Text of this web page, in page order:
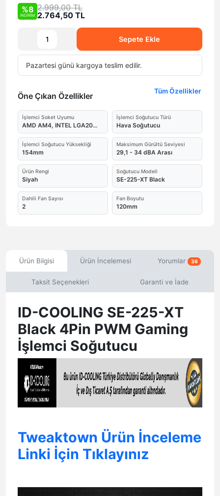
%8
İNDİRİM
2.999,00 TL
2.764,50 TL
Sepete Ekle
Pazartesi günü kargoya teslim edilir.
Öne Çıkan Özellikler Tüm Özellikler
İşlemci Soket Uyumu
AMD AM4, INTEL LGA20...
İşlemci Soğutucu Türü
Hava Soğutucu
İşlemci Soğutucu Yüksekliği
154mm
Maksimum Gürültü Seviyesi
29,1 - 34 dBA Arası
Ürün Rengi
Siyah
Soğutucu Modeli
SE-225-XT Black
Dahili Fan Sayısı
2
Fan Boyutu
120mm
Ürün Bilgisi Ürün İncelemesi Yorumlar 36
Taksit Seçenekleri Garanti ve İade
ID-COOLING SE-225-XT
Black 4Pin PWM Gaming
İşlemci Soğutucu
Tweaktown Ürün İnceleme
Linki İçin Tıklayınız